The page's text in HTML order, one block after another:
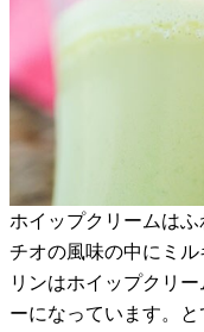
ホイップクリームは
チオの風味の中にミ
リンはホイップクリ
ーになっています。